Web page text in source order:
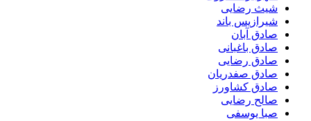
شیث رضایی
شیرازیس باند
صادق آبان
صادق باغبانی
صادق رضایی
صادق صفدریان
صادق کشاورز
صالح رضایی
صبا یوسفی